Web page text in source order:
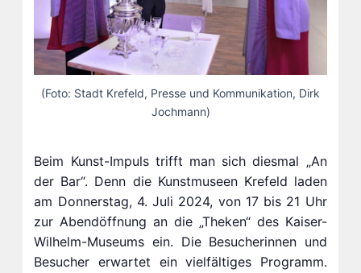
(Foto: Stadt Krefeld, Presse und Kommunikation, Dirk
Jochmann)
Beim Kunst-Impuls trifft man sich diesmal „An
der Bar“. Denn die Kunstmuseen Krefeld laden
am Donnerstag, 4. Juli 2024, von 17 bis 21 Uhr
zur Abendöffnung an die „Theken“ des Kaiser-
Wilhelm-Museums ein. Die Besucherinnen und
Besucher erwartet ein vielfältiges Programm.